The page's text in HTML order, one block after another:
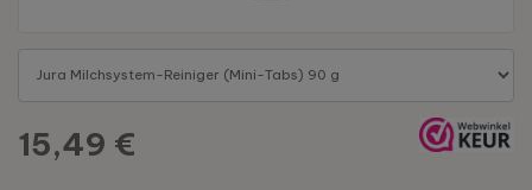
15,49 €